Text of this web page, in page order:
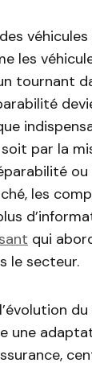
véhicules
les
tournant
par la
ou
les
qui
le secteur.
une